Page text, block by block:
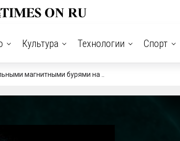
Культура Технологии Спорт
магнитными бурями на ..